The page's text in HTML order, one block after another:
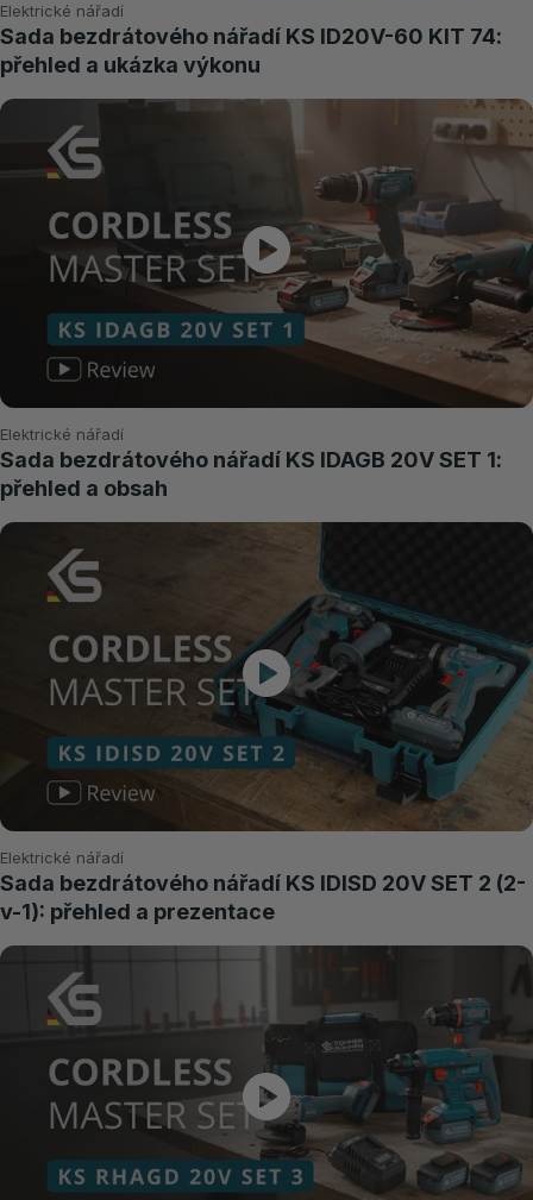
Elektrické nářadí
Sada bezdrátového nářadí KS ID20V-60 KIT 74:
přehled a ukázka výkonu
Elektrické nářadí
Sada bezdrátového nářadí KS IDAGB 20V SET 1:
přehled a obsah
Elektrické nářadí
Sada bezdrátového nářadí KS IDISD 20V SET 2 (2-
v-1): přehled a prezentace